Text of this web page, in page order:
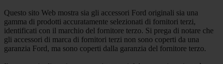
Questo sito Web mostra sia gli accessori Ford originali sia una
gamma di prodotti accuratamente selezionati di fornitori terzi,
identificati con il marchio del fornitore terzo. Si prega di notare che
gli accessori di marca di fornitori terzi non sono coperti da una
garanzia Ford, ma sono coperti dalla garanzia del fornitore terzo.